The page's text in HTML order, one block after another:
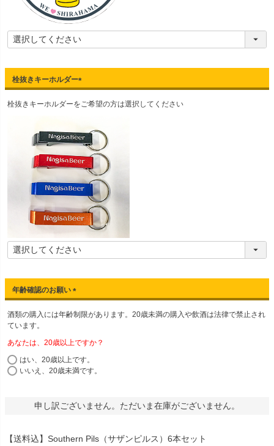
栓抜きキーホルダー
(
必
栓抜きキーホルダーをご希望の方は選択してください
年齢確認のお願い
(
必
酒類の購入には年齢制限があります。20歳未満の購入や飲酒は法律で禁止され
ています。
あなたは、20歳以上ですか？
はい、20歳以上です。
いいえ、20歳未満です。
申し訳ございません。ただいま在庫がございません。
【送料込】Southern Pils（サザンピルス）6本セット